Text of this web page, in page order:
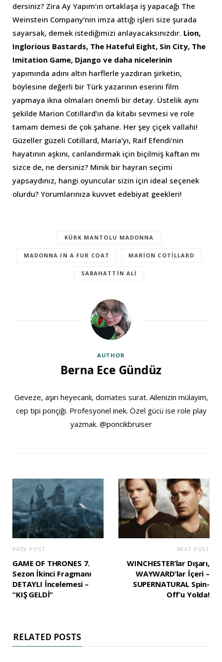
dersiniz? Zira Ay Yapım’ın ortaklaşa iş yapacağı The
Weinstein Company’nin imza attığı işleri size şurada
sayarsak, demek istediğimizi anlayacaksınızdır. Lion,
Inglorious Bastards, The Hateful Eight, Sin City, The
Imitation Game, Django ve daha nicelerinin
yapımında adını altın harflerle yazdıran şirketin,
böylesine değerli bir Türk yazarının eserini film
yapmaya ikna olmaları önemli bir detay. Üstelik aynı
şekilde Marion Cotillard’ın da kitabı sevmesi ve role
tamam demesi de çok şahane. Her şey çiçek vallahi!
Güzeller güzeli Cotillard, Maria’yı, Raif Efendi’nin
hayatının aşkını, canlandırmak için biçilmiş kaftan mı
sizce de, ne dersiniz? Minik bir hayran seçimi
yapsaydınız, hangi oyuncular sizin için ideal seçenek
olurdu? Yorumlarınıza kuvvet edebiyat geekleri!
KÜRK MANTOLU MADONNA
MADONNA IN A FUR COAT MARION COTILLARD
SABAHATTIN ALI
AUTHOR
Berna Ece Gündüz
Geveze, aşırı heyecanlı, domates surat. Ailenizin mülayim,
cep tipi ponçiği. Profesyonel inek. Özel gücü ise role play
yazmak. @poncikbruiser
PREV POST
GAME OF THRONES 7.
Sezon İkinci Fragmanı
DETAYLI İncelemesi –
“KIŞ GELDİ”
NEXT POST
WINCHESTER’lar Dışarı,
WAYWARD’lar İçeri –
SUPERNATURAL Spin-
Off’u Yolda!
RELATED POSTS